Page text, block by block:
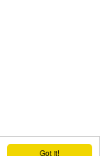
Got it!